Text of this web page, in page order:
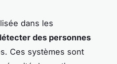
dans les
des personnes
Ces systèmes sont